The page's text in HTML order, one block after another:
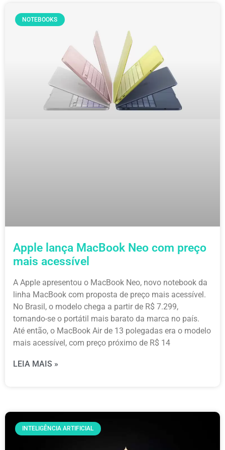
NOTEBOOKS
Apple lança MacBook Neo com preço
mais acessível
A Apple apresentou o MacBook Neo, novo notebook da
linha MacBook com proposta de preço mais acessível.
No Brasil, o modelo chega a partir de R$ 7.299,
tornando-se o portátil mais barato da marca no país.
Até então, o MacBook Air de 13 polegadas era o modelo
mais acessível, com preço próximo de R$ 14
LEIA MAIS »
INTELIGÊNCIA ARTIFICIAL